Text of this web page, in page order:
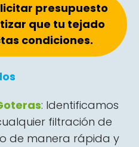
presupuesto
que tu tejado
condiciones.
: Identificamos
filtración de
de manera rápida y